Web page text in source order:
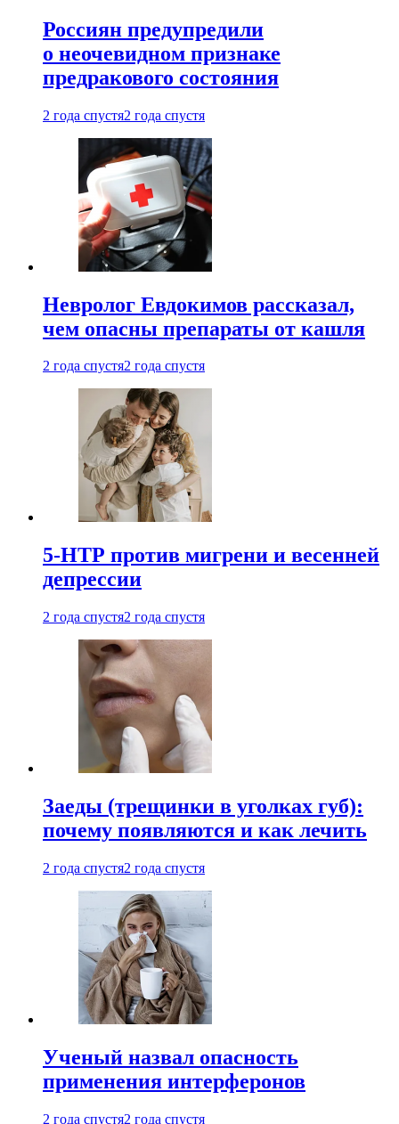
Россиян предупредили
о неочевидном признаке
предракового состояния
2 года спустя2 года спустя
Невролог Евдокимов рассказал,
чем опасны препараты от кашля
2 года спустя2 года спустя
5-НТР против мигрени и весенней
депрессии
2 года спустя2 года спустя
Заеды (трещинки в уголках губ):
почему появляются и как лечить
2 года спустя2 года спустя
Ученый назвал опасность
применения интерферонов
2 года спустя2 года спустя